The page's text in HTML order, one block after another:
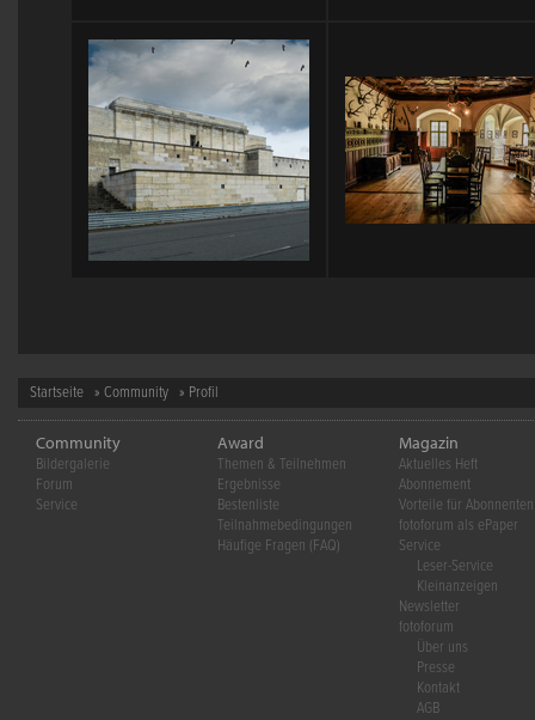
Startseite » Community » Profil
Community
Bildergalerie
Forum
Service
Award
Themen & Teilnehmen
Ergebnisse
Bestenliste
Teilnahmebedingungen
Häufige Fragen (FAQ)
Magazin
Aktuelles Heft
Abonnement
Vorteile für Abonnenten
fotoforum als ePaper
Service
Leser-Service
Kleinanzeigen
Newsletter
fotoforum
Über uns
Presse
Kontakt
AGB